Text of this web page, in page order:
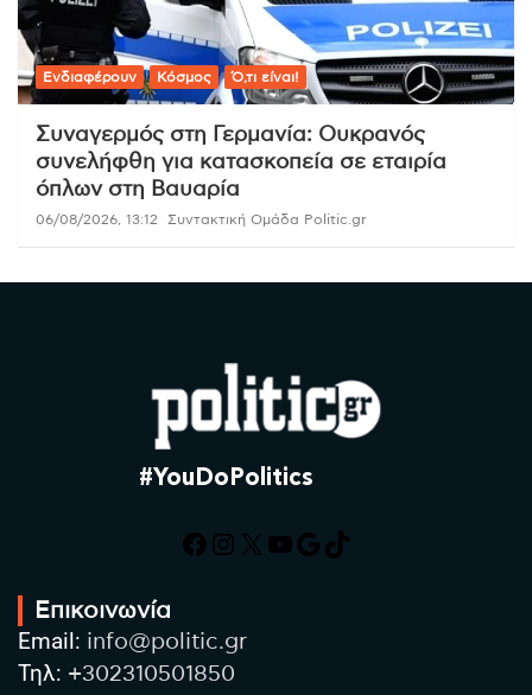
Ενδιαφέρουν Κόσμος Ό,τι είναι!
Συναγερμός στη Γερμανία: Ουκρανός
συνελήφθη για κατασκοπεία σε εταιρία
όπλων στη Βαυαρία
06/08/2026, 13:12 Συντακτική Ομάδα Politic.gr
#YouDoPolitics
Facebook
Instagram
X YouTube
Google
TikTok
Επικοινωνία
Email: info@politic.gr
Τηλ: +302310501850